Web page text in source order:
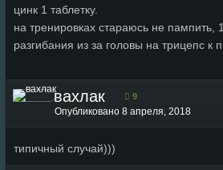
цинк 1 таблетку.
на тренировках стараюсь не пампить,
разгибания из за головы на трицепс к
вахлак 9
Опубликовано 8 апреля, 2018
типичный случай)))